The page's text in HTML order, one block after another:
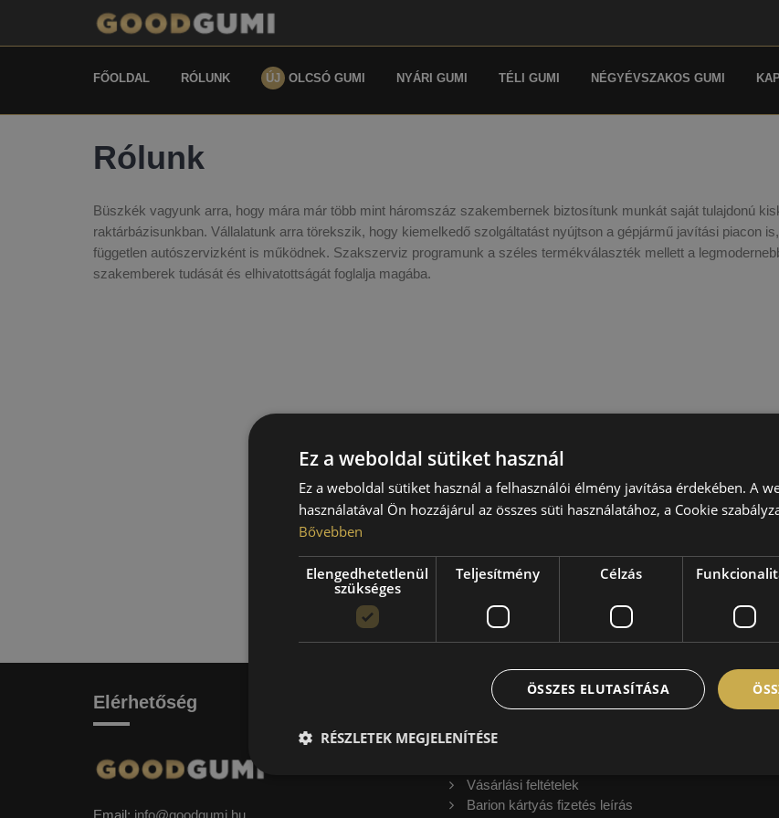
FŐOLDAL RÓLUNK ÚJ OLCSÓ GUMI NYÁRI GUMI TÉLI GUMI NÉGYÉVSZAKOS GUMI
Rólunk
Büszkék vagyunk arra, hogy mára már több mint háromszáz szakembernek biztosítunk munkát saját tulajdonú
raktárbázisunkban. Vállalatunk arra törekszik, hogy kiemelkedő szolgáltatást nyújtson a gépjármű javítási piacon
független autószervizként is működnek. Szakszerviz programunk a széles termékválaszték mellett a
szakemberek tudását és elhivatottságát foglalja magába.
Elérhetőség
Email: info@goodgumi.hu
Vásárlási feltételek
Barion kártyás fizetés leírás
Ez a weboldal sütiket használ
Ez a weboldal sütiket használ a felhasználói élmény javítása érdekében. A
használatával Ön hozzájárul az összes süti használatához, a Cookie
Bővebben
Elengedhetetlenül
szükséges
Teljesítmény Célzás
ÖSSZES ELUTASÍTÁSA
RÉSZLETEK MEGJELENÍTÉSE